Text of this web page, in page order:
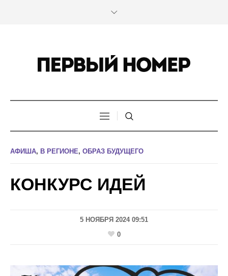
АФИША, В РЕГИОНЕ, ОБРАЗ БУДУЩЕГО
КОНКУРС ИДЕЙ
5 НОЯБРЯ 2024 09:51
0